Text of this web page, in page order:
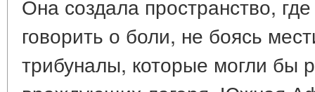
Она создала пространство,
говорить о боли, не боясь
трибуналы, которые могли бы